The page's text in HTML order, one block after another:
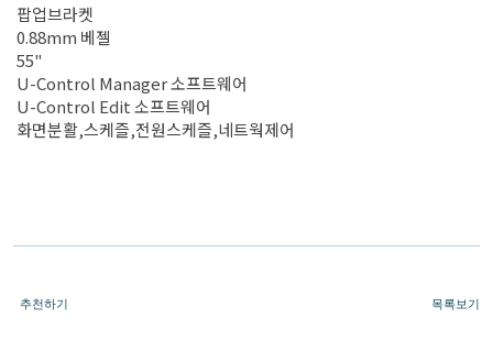
팝업브라켓
0.88mm 베젤
55"
U-Control Manager 소프트웨어
U-Control Edit 소프트웨어
화면분활,스케즐,전원스케즐,네트웍제어
추천하기 목록보기